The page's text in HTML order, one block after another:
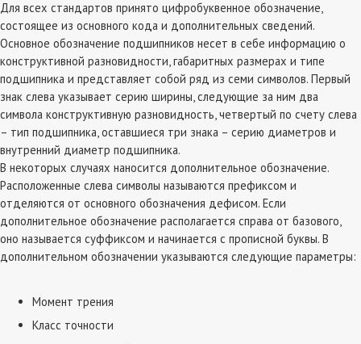
Для всех стандартов принято цифробуквенное обозначение,
состоящее из основного кода и дополнительных сведений.
Основное обозначение подшипников несет в себе информацию о
конструктивной разновидности, габаритных размерах и типе
подшипника и представляет собой ряд из семи символов. Первый
знак слева указывает серию ширины, следующие за ним два
символа конструктивную разновидность, четвертый по счету слева
– тип подшипника, оставшиеся три знака – серию диаметров и
внутренний диаметр подшипника.
В некоторых случаях наносится дополнительное обозначение.
Расположенные слева символы называются префиксом и
отделяются от основного обозначения дефисом. Если
дополнительное обозначение располагается справа от базового,
оно называется суффиксом и начинается с прописной буквы. В
дополнительном обозначении указываются следующие параметры:
Момент трения
Класс точности